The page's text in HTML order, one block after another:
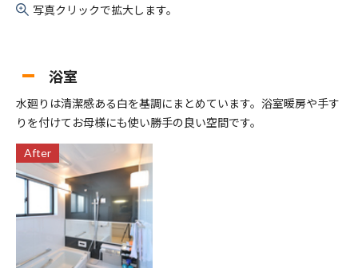
写真クリックで拡大します。
浴室
水廻りは清潔感ある白を基調にまとめています。浴室暖房や手す
りを付けてお母様にも使い勝手の良い空間です。
After